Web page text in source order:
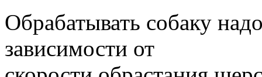
Обрабатывать собаку
зависимости от